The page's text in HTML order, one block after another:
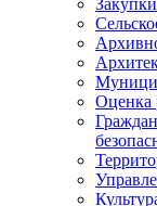
Закупки
Оценка